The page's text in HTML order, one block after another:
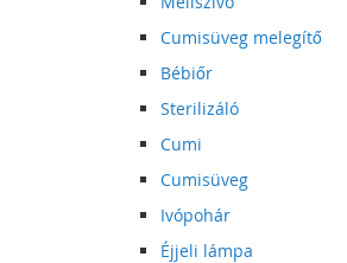
Cumisüveg melegítő
Bébiőr
Sterilizáló
Cumi
Cumisüveg
Ivópohár
Éjjeli lámpa